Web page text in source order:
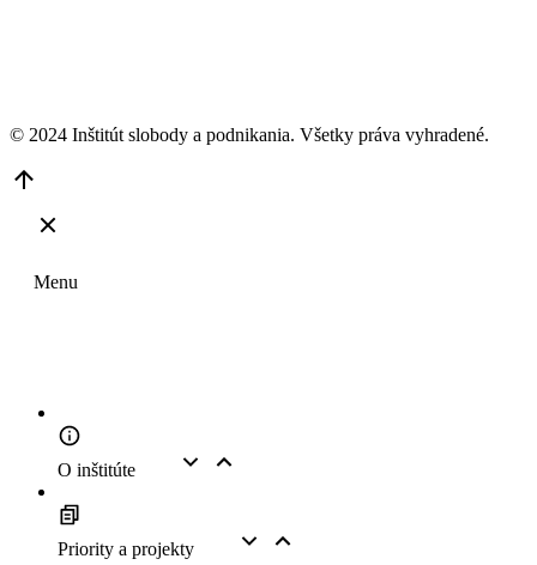
© 2024 Inštitút slobody a podnikania. Všetky práva vyhradené.
Top
Menu
O inštitúte
Priority a projekty